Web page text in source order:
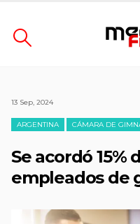
13 Sep, 2024
ARGENTINA CÁMARA DE
Se acordó 15%
empleados de